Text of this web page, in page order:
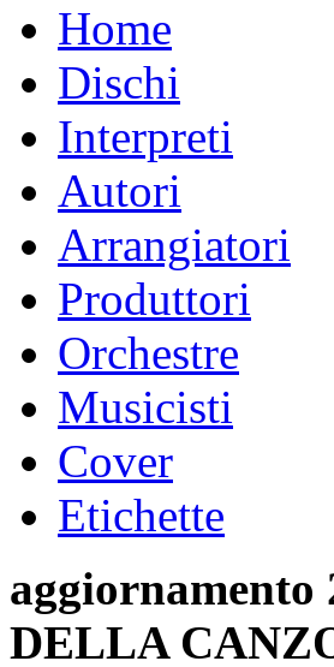
Home
Dischi
Interpreti
Autori
Arrangiatori
Produttori
Orchestre
Musicisti
Cover
Etichette
DELLA